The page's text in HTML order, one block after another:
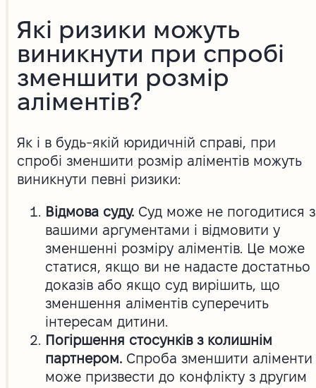
Які ризики можуть
виникнути при спробі
зменшити розмір
аліментів?
Як і в будь-якій юридичній справі, при
спробі зменшити розмір аліментів можуть
виникнути певні ризики:
Відмова суду.Суд може не погодитися з
вашими аргументами і відмовити у
зменшенні розміру аліментів. Це може
статися, якщо ви не надасте достатньо
доказів або якщо суд вирішить, що
зменшення аліментів суперечить
інтересам дитини.
Погіршення стосунків з колишнім
партнером. Спроба зменшити аліменти
може призвести до конфлікту з другим